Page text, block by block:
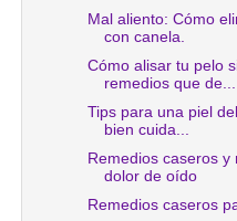
Mal aliento: Cómo
con canela.
Cómo alisar tu pelo
remedios que de...
Tips para una piel
bien cuida...
Remedios caseros y
dolor de oído
Remedios caseros